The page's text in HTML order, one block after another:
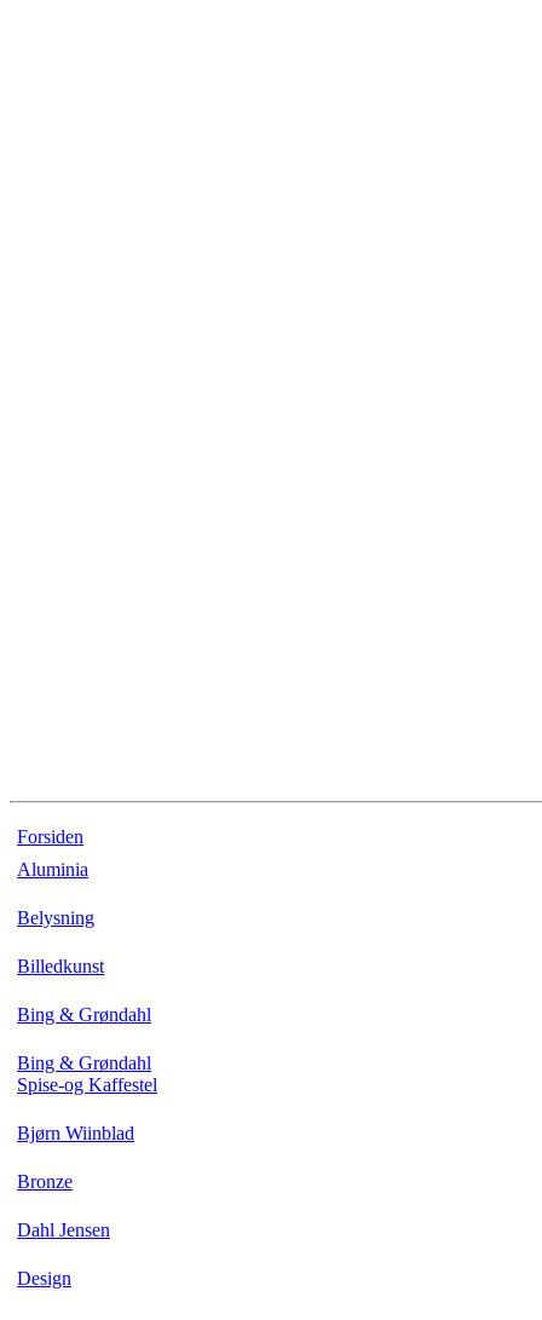
Forsiden
Aluminia
Belysning
Billedkunst
Bing & Grøndahl
Bing & Grøndahl
Spise-og Kaffestel
Bjørn Wiinblad
Bronze
Dahl Jensen
Design